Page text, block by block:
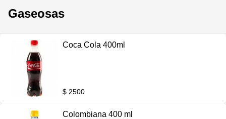
Gaseosas
Coca Cola 400ml
$ 2500
Colombiana 400 ml